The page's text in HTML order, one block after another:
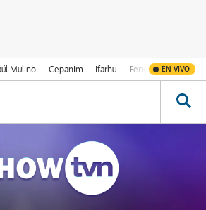
Mulino Cepanim Ifarhu Fenómeno de El
EN VIVO